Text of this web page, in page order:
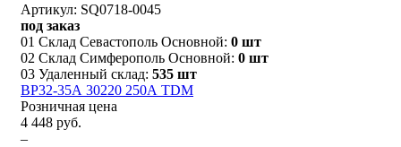
Артикул: SQ0718-0045
под заказ
01 Склад Севастополь Основной: 0 шт
02 Склад Симферополь Основной: 0 шт
03 Удаленный склад: 535 шт
ВР32-35А 30220 250А TDM
Розничная цена
4 448 руб.
–